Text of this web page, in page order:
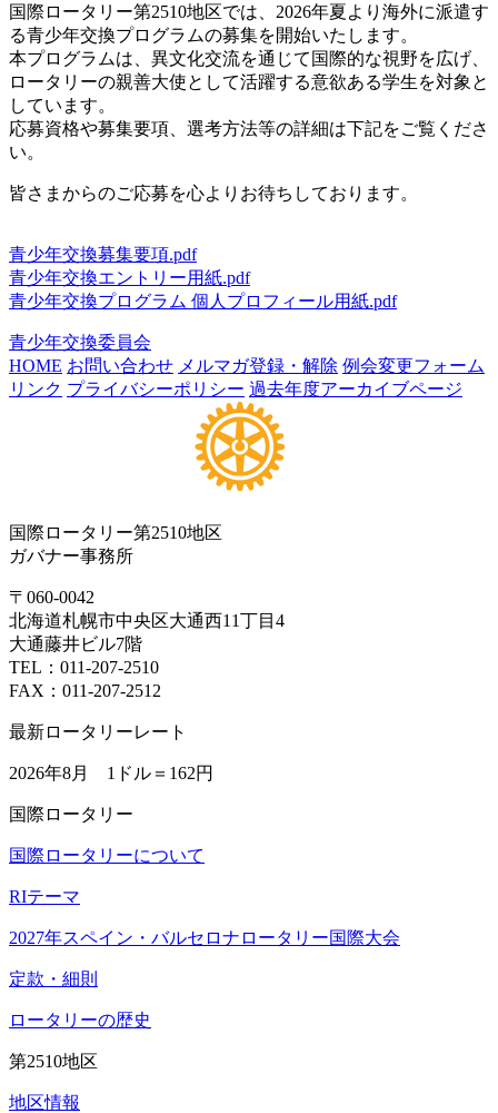
国際ロータリー第2510地区では、2026年夏より海外に派遣す
る青少年交換プログラムの募集を開始いたします。
本プログラムは、異文化交流を通じて国際的な視野を広げ、
ロータリーの親善大使として活躍する意欲ある学生を対象と
しています。
応募資格や募集要項、選考方法等の詳細は下記をご覧くださ
い。
皆さまからのご応募を心よりお待ちしております。
青少年交換募集要項.pdf
青少年交換エントリー用紙.pdf
青少年交換プログラム 個人プロフィール用紙.pdf
青少年交換委員会
HOME お問い合わせ メルマガ登録・解除 例会変更フォーム
リンク プライバシーポリシー 過去年度アーカイブページ
国際ロータリー第2510地区
ガバナー事務所
〒060-0042
北海道札幌市中央区大通西11丁目4
大通藤井ビル7階
TEL：011-207-2510
FAX：011-207-2512
最新ロータリーレート
2026年8月 1ドル＝ 162円
国際ロータリー
国際ロータリーについて
RIテーマ
2027年スペイン・バルセロナロータリー国際大会
定款・細則
ロータリーの歴史
第2510地区
地区情報